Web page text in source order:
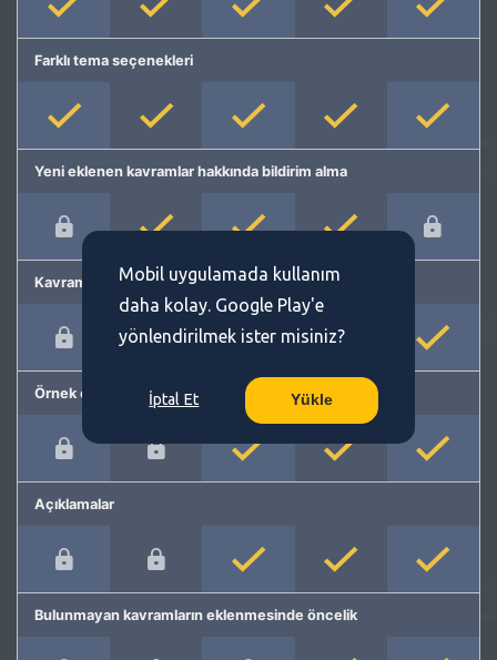
Farklı tema seçenekleri
Yeni eklenen kavramlar hakkında bildirim alma
Kavram önerme
Örnek cümleler
Açıklamalar
Bulunmayan kavramların eklenmesinde öncelik
Mobil uygulamada kullanım
daha kolay. Google Play'e
yönlendirilmek ister misiniz?
İptal Et Yükle